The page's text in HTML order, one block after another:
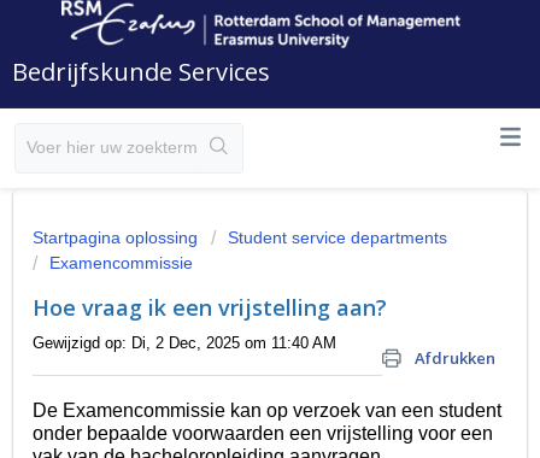
Bedrijfskunde Services
Startpagina oplossing
Student service departments
Examencommissie
Hoe vraag ik een vrijstelling aan?
Afdrukken
Gewijzigd op: Di, 2 Dec, 2025 om 11:40 AM
De Examencommissie kan op verzoek van een student
onder bepaalde voorwaarden een vrijstelling voor een